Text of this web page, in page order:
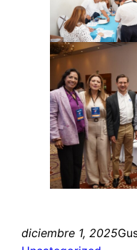
diciembre 1, 2025